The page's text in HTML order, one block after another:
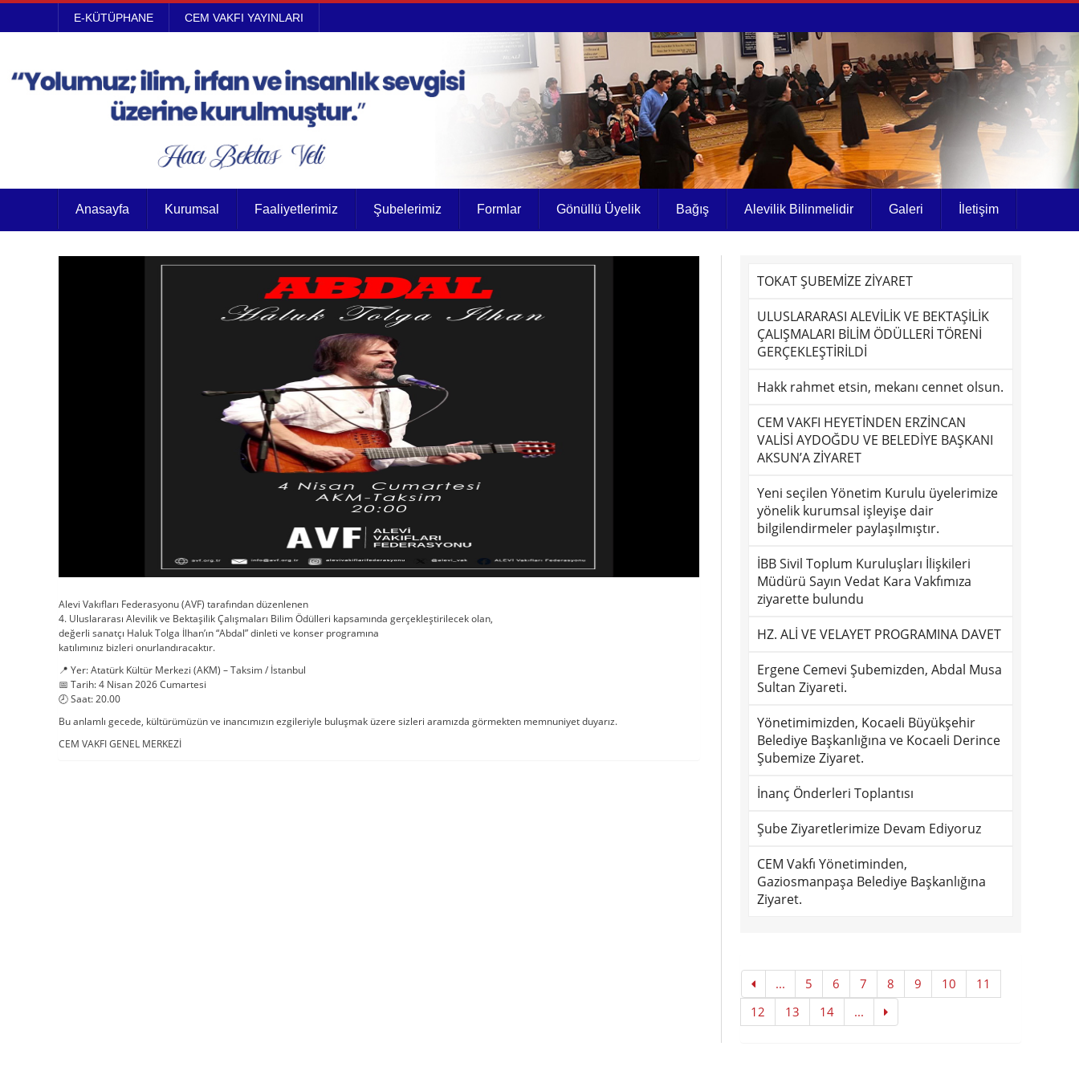
E-KÜTÜPHANE CEM VAKFI YAYINLARI
Anasayfa Kurumsal Faaliyetlerimiz Şubelerimiz Formlar Gönüllü Üyelik Bağış Alevilik Bilinmelidir Galeri İletişim
Alevi Vakıfları Federasyonu (AVF) tarafından düzenlenen
4. Uluslararası Alevilik ve Bektaşilik Çalışmaları Bilim Ödülleri kapsamında gerçekleştirilecek olan,
değerli sanatçı Haluk Tolga İlhan’ın “Abdal” dinleti ve konser programına
katılımınız bizleri onurlandıracaktır.
📍 Yer: Atatürk Kültür Merkezi (AKM) – Taksim / İstanbul
📅 Tarih: 4 Nisan 2026 Cumartesi
🕗 Saat: 20.00
Bu anlamlı gecede, kültürümüzün ve inancımızın ezgileriyle buluşmak üzere sizleri aramızda görmekten memnuniyet duyarız.
CEM VAKFI GENEL MERKEZİ
TOKAT ŞUBEMİZE ZİYARET
ULUSLARARASI ALEVİLİK VE BEKTAŞİLİK
ÇALIŞMALARI BİLİM ÖDÜLLERİ TÖRENİ
GERÇEKLEŞTİRİLDİ
Hakk rahmet etsin, mekanı cennet olsun.
CEM VAKFI HEYETİNDEN ERZİNCAN
VALİSİ AYDOĞDU VE BELEDİYE BAŞKANI
AKSUN’A ZİYARET
Yeni seçilen Yönetim Kurulu üyelerimize
yönelik kurumsal işleyişe dair
bilgilendirmeler paylaşılmıştır.
İBB Sivil Toplum Kuruluşları İlişkileri
Müdürü Sayın Vedat Kara Vakfımıza
ziyarette bulundu
HZ. ALİ VE VELAYET PROGRAMINA DAVET
Ergene Cemevi Şubemizden, Abdal Musa
Sultan Ziyareti.
Yönetimimizden, Kocaeli Büyükşehir
Belediye Başkanlığına ve Kocaeli Derince
Şubemize Ziyaret.
İnanç Önderleri Toplantısı
Şube Ziyaretlerimize Devam Ediyoruz
CEM Vakfı Yönetiminden,
Gaziosmanpaşa Belediye Başkanlığına
Ziyaret.
... 5 6 7 8 9 10
11
12
13 14 ...